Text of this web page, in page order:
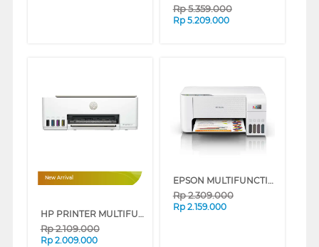
Rp5.359.000
Rp 5.209.000
New Arrival
HP PRINTER MULTIFUNCTION SMART TANK 583 ALL-IN-ONE TKDN
Rp2.109.000
Rp 2.009.000
EPSON MULTIFUNCTION INK TANK PRINTER L3216
Rp2.309.000
Rp 2.159.000